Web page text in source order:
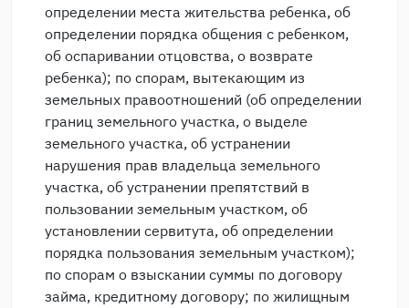
определении места жительства ребенка, об
определении порядка общения с ребенком,
об оспаривании отцовства, о возврате
ребенка); по спорам, вытекающим из
земельных правоотношений (об определении
границ земельного участка, о выделе
земельного участка, об устранении
нарушения прав владельца земельного
участка, об устранении препятствий в
пользовании земельным участком, об
установлении сервитута, об определении
порядка пользования земельным участком);
по спорам о взыскании суммы по договору
займа, кредитному договору; по жилищным